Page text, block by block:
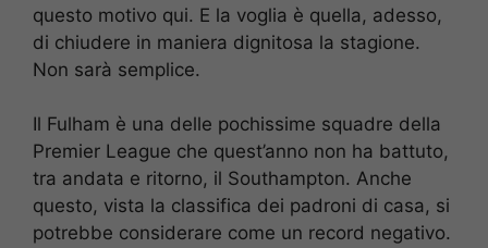
questo motivo qui. E la voglia è quella, adesso,
di chiudere in maniera dignitosa la stagione.
Non sarà semplice.
Il Fulham è una delle pochissime squadre della
Premier League che quest’anno non ha battuto,
tra andata e ritorno, il Southampton. Anche
questo, vista la classifica dei padroni di casa, si
potrebbe considerare come un record negativo.